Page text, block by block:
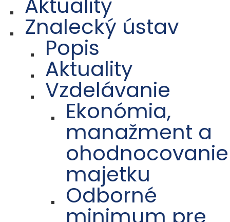
Znalecký ústav
Popis
Aktuality
Vzdelávanie
Ekonómia,
manažment a
ohodnocovanie
majetku
Odborné